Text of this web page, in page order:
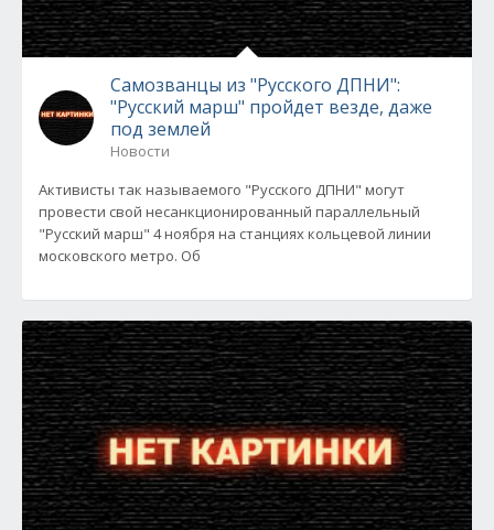
Самозванцы из "Русского ДПНИ":
"Русский марш" пройдет везде, даже
под землей
Новости
Активисты так называемого "Русского ДПНИ" могут
провести свой несанкционированный параллельный
"Русский марш" 4 ноября на станциях кольцевой линии
московского метро. Об